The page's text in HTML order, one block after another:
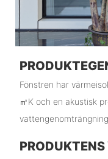
Fönstren har
㎡K och en akustisk
PRODUKTENS